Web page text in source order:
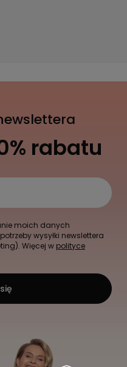
rabatu
moich danych
wysyłki newslettera
Więcej w polityce